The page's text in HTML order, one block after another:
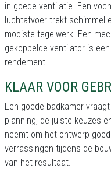
in goede ventilatie. Een
luchtafvoer trekt schimmel
mooiste tegelwerk. Een
gekoppelde ventilator is
rendement.
KLAAR VOOR
Een goede badkamer
planning, de juiste keuzes
neemt om het ontwerp
verrassingen tijdens de
van het resultaat.